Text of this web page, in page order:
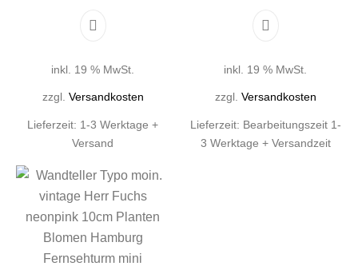
inkl. 19 % MwSt.
zzgl. Versandkosten
Lieferzeit: 1-3 Werktage +
Versand
inkl. 19 % MwSt.
zzgl. Versandkosten
Lieferzeit: Bearbeitungszeit 1-
3 Werktage + Versandzeit